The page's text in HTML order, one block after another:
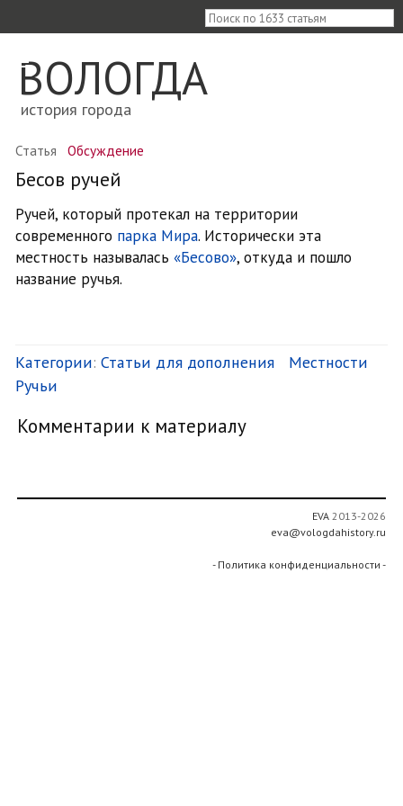
ВОЛОГДА
история города
≡
Статья Обсуждение
Бесов ручей
Ручей, который протекал на территории
современного парка Мира. Исторически эта
местность называлась«Бесово», откуда и пошло
название ручья.
Категории:Статьи для дополнения
Местности
Ручьи
Комментарии к материалу
EVA 2013-2026
eva@vologdahistory.ru
- Политика конфиденциальности -